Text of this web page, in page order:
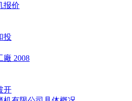
报价
投
廠 2008
开